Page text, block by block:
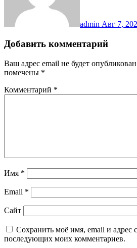
admin Авг 7,
Добавить комментарий
Ваш адрес email не будет
помечены *
Комментарий *
Имя *
Email *
Сайт
Сохранить моё имя, email и адрес
последующих моих комментариев.